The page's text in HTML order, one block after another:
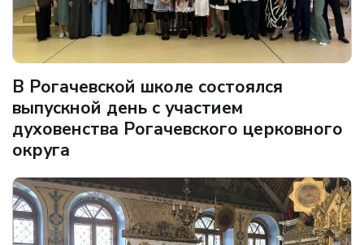
В Рогачевской школе состоялся
выпускной день с участием
духовенства Рогачевского церковного
округа